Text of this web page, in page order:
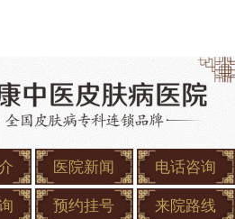
医院新闻 电话咨询
预约挂号 来院路线